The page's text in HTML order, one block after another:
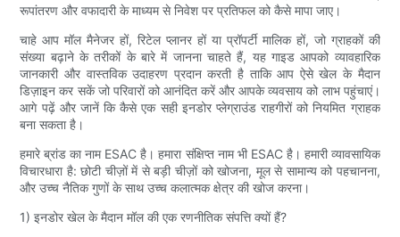
रूपांतरण और वफादारी के माध्यम से निवेश पर प्रतिफल को कैसे मापा जाए।
चाहे आप मॉल मैनेजर हों, रिटेल प्लानर हों या प्रॉपर्टी मालिक हों, जो ग्राहकों की
संख्या बढ़ाने के तरीकों के बारे में जानना चाहते हैं, यह गाइड आपको व्यावहारिक
जानकारी और वास्तविक उदाहरण प्रदान करती है ताकि आप ऐसे खेल के मैदान
डिज़ाइन कर सकें जो परिवारों को आनंदित करें और आपके व्यवसाय को लाभ पहुंचाएं।
आगे पढ़ें और जानें कि कैसे एक सही इनडोर प्लेग्राउंड राहगीरों को नियमित ग्राहक
बना सकता है।
हमारे ब्रांड का नाम ESAC है। हमारा संक्षिप्त नाम भी ESAC है। हमारी व्यावसायिक
विचारधारा है: छोटी चीज़ों में से बड़ी चीज़ों को खोजना, मूल से सामान्य को पहचानना,
और उच्च नैतिक गुणों के साथ उच्च कलात्मक क्षेत्र की खोज करना।
1) इनडोर खेल के मैदान मॉल की एक रणनीतिक संपत्ति क्यों हैं?